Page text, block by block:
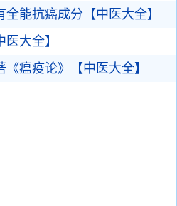
能抗癌成分【中医大全】
大全】
瘟疫论》【中医大全】